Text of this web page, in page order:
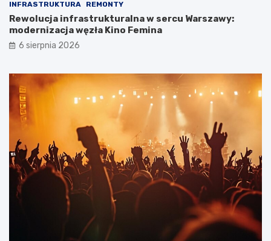
INFRASTRUKTURA REMONTY
Rewolucja infrastrukturalna w sercu Warszawy:
modernizacja węzła Kino Femina
6 sierpnia 2026